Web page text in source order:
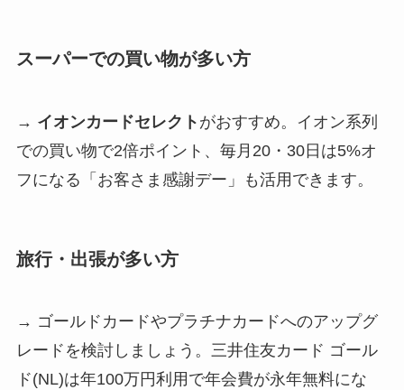
スーパーでの買い物が多い方
→ イオンカードセレクト がおすすめ。イオン系列
での買い物で2倍ポイント、毎月20・30日は5%オ
フになる「お客さま感謝デー」も活用できます。
旅行・出張が多い方
→ ゴールドカードやプラチナカードへのアップグ
レードを検討しましょう。三井住友カード ゴール
ド(NL)は年100万円利用で年会費が永年無料にな